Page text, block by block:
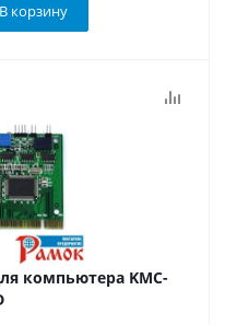
В корзину
компьютера KMC-